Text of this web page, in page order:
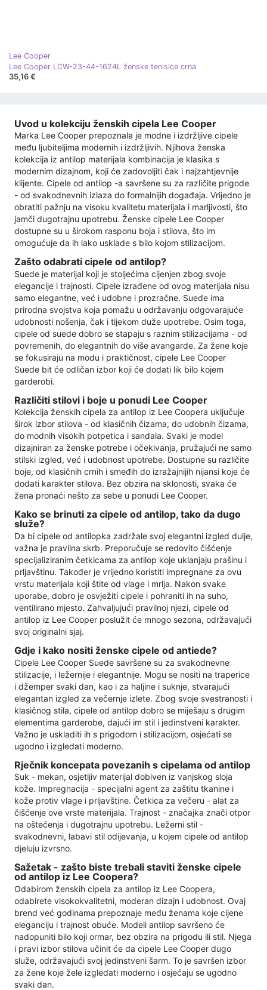
Lee Cooper
Lee Cooper LCW-23-44-1624L ženske tenisice crna
35,16 €
Uvod u kolekciju ženskih cipela Lee Cooper
Marka Lee Cooper prepoznala je modne i izdržljive cipele
među ljubiteljima modernih i izdržljivih. Njihova ženska
kolekcija iz antilop materijala kombinacija je klasika s
modernim dizajnom, koji će zadovoljiti čak i najzahtjevnije
klijente. Cipele od antilop -a savršene su za različite prigode
- od svakodnevnih izlaza do formalnijih događaja. Vrijedno je
obratiti pažnju na visoku kvalitetu materijala i marljivosti, što
jamči dugotrajnu upotrebu. Ženske cipele Lee Cooper
dostupne su u širokom rasponu boja i stilova, što im
omogućuje da ih lako usklade s bilo kojom stilizacijom.
Zašto odabrati cipele od antilop?
Suede je materijal koji je stoljećima cijenjen zbog svoje
elegancije i trajnosti. Cipele izrađene od ovog materijala nisu
samo elegantne, već i udobne i prozračne. Suede ima
prirodna svojstva koja pomažu u održavanju odgovarajuće
udobnosti nošenja, čak i tijekom duže upotrebe. Osim toga,
cipele od suede dobro se stapaju s raznim stilizacijama - od
povremenih, do elegantnih do više avangarde. Za žene koje
se fokusiraju na modu i praktičnost, cipele Lee Cooper
Suede bit će odličan izbor koji će dodati lik bilo kojem
garderobi.
Različiti stilovi i boje u ponudi Lee Cooper
Kolekcija ženskih cipela za antilop iz Lee Coopera uključuje
širok izbor stilova - od klasičnih čizama, do udobnih čizama,
do modnih visokih potpetica i sandala. Svaki je model
dizajniran za ženske potrebe i očekivanja, pružajući ne samo
stilski izgled, već i udobnost upotrebe. Dostupne su različite
boje, od klasičnih crnih i smeđih do izražajnijih nijansi koje će
dodati karakter stilova. Bez obzira na sklonosti, svaka će
žena pronaći nešto za sebe u ponudi Lee Cooper.
Kako se brinuti za cipele od antilop, tako da dugo
služe?
Da bi cipele od antilopka zadržale svoj elegantni izgled dulje,
važna je pravilna skrb. Preporučuje se redovito čišćenje
specijaliziranim četkicama za antilop koje uklanjaju prašinu i
prljavštinu. Također je vrijedno koristiti impregnane za ovu
vrstu materijala koji štite od vlage i mrlja. Nakon svake
uporabe, dobro je osvježiti cipele i pohraniti ih na suho,
ventilirano mjesto. Zahvaljujući pravilnoj njezi, cipele od
antilop iz Lee Cooper poslužit će mnogo sezona, održavajući
svoj originalni sjaj.
Gdje i kako nositi ženske cipele od antiede?
Cipele Lee Cooper Suede savršene su za svakodnevne
stilizacije, i ležernije i elegantnije. Mogu se nositi na traperice
i džemper svaki dan, kao i za haljine i suknje, stvarajući
elegantan izgled za večernje izlete. Zbog svoje svestranosti i
klasičnog stila, cipele od antilop dobro se miješaju s drugim
elementima garderobe, dajući im stil i jedinstveni karakter.
Važno je uskladiti ih s prigodom i stilizacijom, osjećati se
ugodno i izgledati moderno.
Rječnik koncepata povezanih s cipelama od antilop
Suk - mekan, osjetljiv materijal dobiven iz vanjskog sloja
kože. Impregnacija - specijalni agent za zaštitu tkanine i
kože protiv vlage i prljavštine. Četkica za večeru - alat za
čišćenje ove vrste materijala. Trajnost - značajka znači otpor
na oštećenja i dugotrajnu upotrebu. Ležerni stil -
svakodnevni, labavi stil odijevanja, u kojem cipele od antilop
djeluju izvrsno.
Sažetak - zašto biste trebali staviti ženske cipele
od antilop iz Lee Coopera?
Odabirom ženskih cipela za antilop iz Lee Coopera,
odabirete visokokvalitetni, moderan dizajn i udobnost. Ovaj
brend već godinama prepoznaje među ženama koje cijene
eleganciju i trajnost obuće. Modeli antilop savršeno će
nadopuniti bilo koji ormar, bez obzira na prigodu ili stil. Njega
i pravi izbor stilova učinit će da cipele Lee Cooper dugo
služe, održavajući svoj jedinstveni šarm. To je savršen izbor
za žene koje žele izgledati moderno i osjećaju se ugodno
svaki dan.